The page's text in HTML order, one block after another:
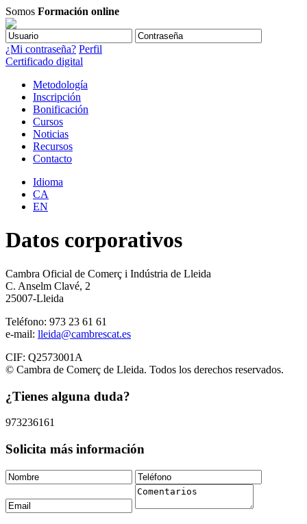
Somos Formación online
¿Mi contraseña? Perfil
Certificado digital
Metodología
Inscripción
Bonificación
Cursos
Noticias
Recursos
Contacto
Idioma
CA
EN
Datos corporativos
Cambra Oficial de Comerç i Indústria de Lleida
C. Anselm Clavé, 2
25007-Lleida
Teléfono: 973 23 61 61
e-mail: lleida@cambrescat.es
CIF: Q2573001A
© Cambra de Comerç de Lleida. Todos los derechos reservados.
¿Tienes alguna duda?
973236161
Solicita más información